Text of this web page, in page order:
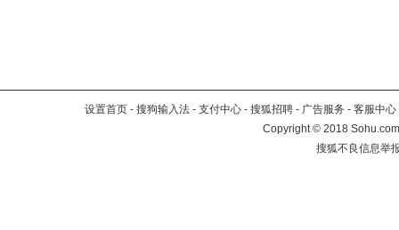
设置首页 - 搜狗输入法 - 支付中心 - 搜狐招聘 - 广告服务 - 客服中心
Copyright©2018
搜狐不良信息举